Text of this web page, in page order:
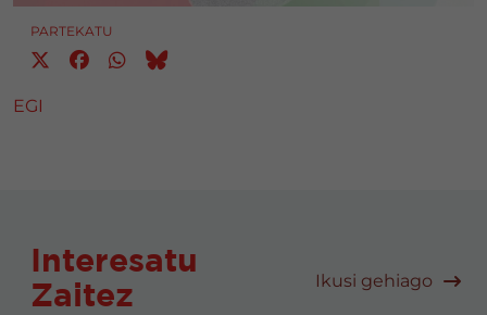
PARTEKATU
EGI
Interesatu
Zaitez
Ikusi gehiago